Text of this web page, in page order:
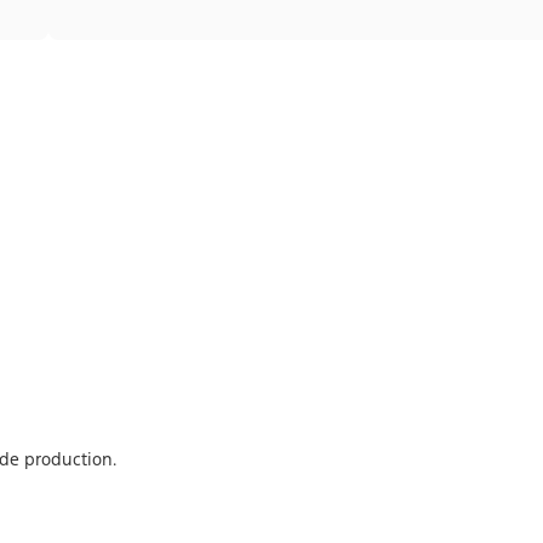
production.